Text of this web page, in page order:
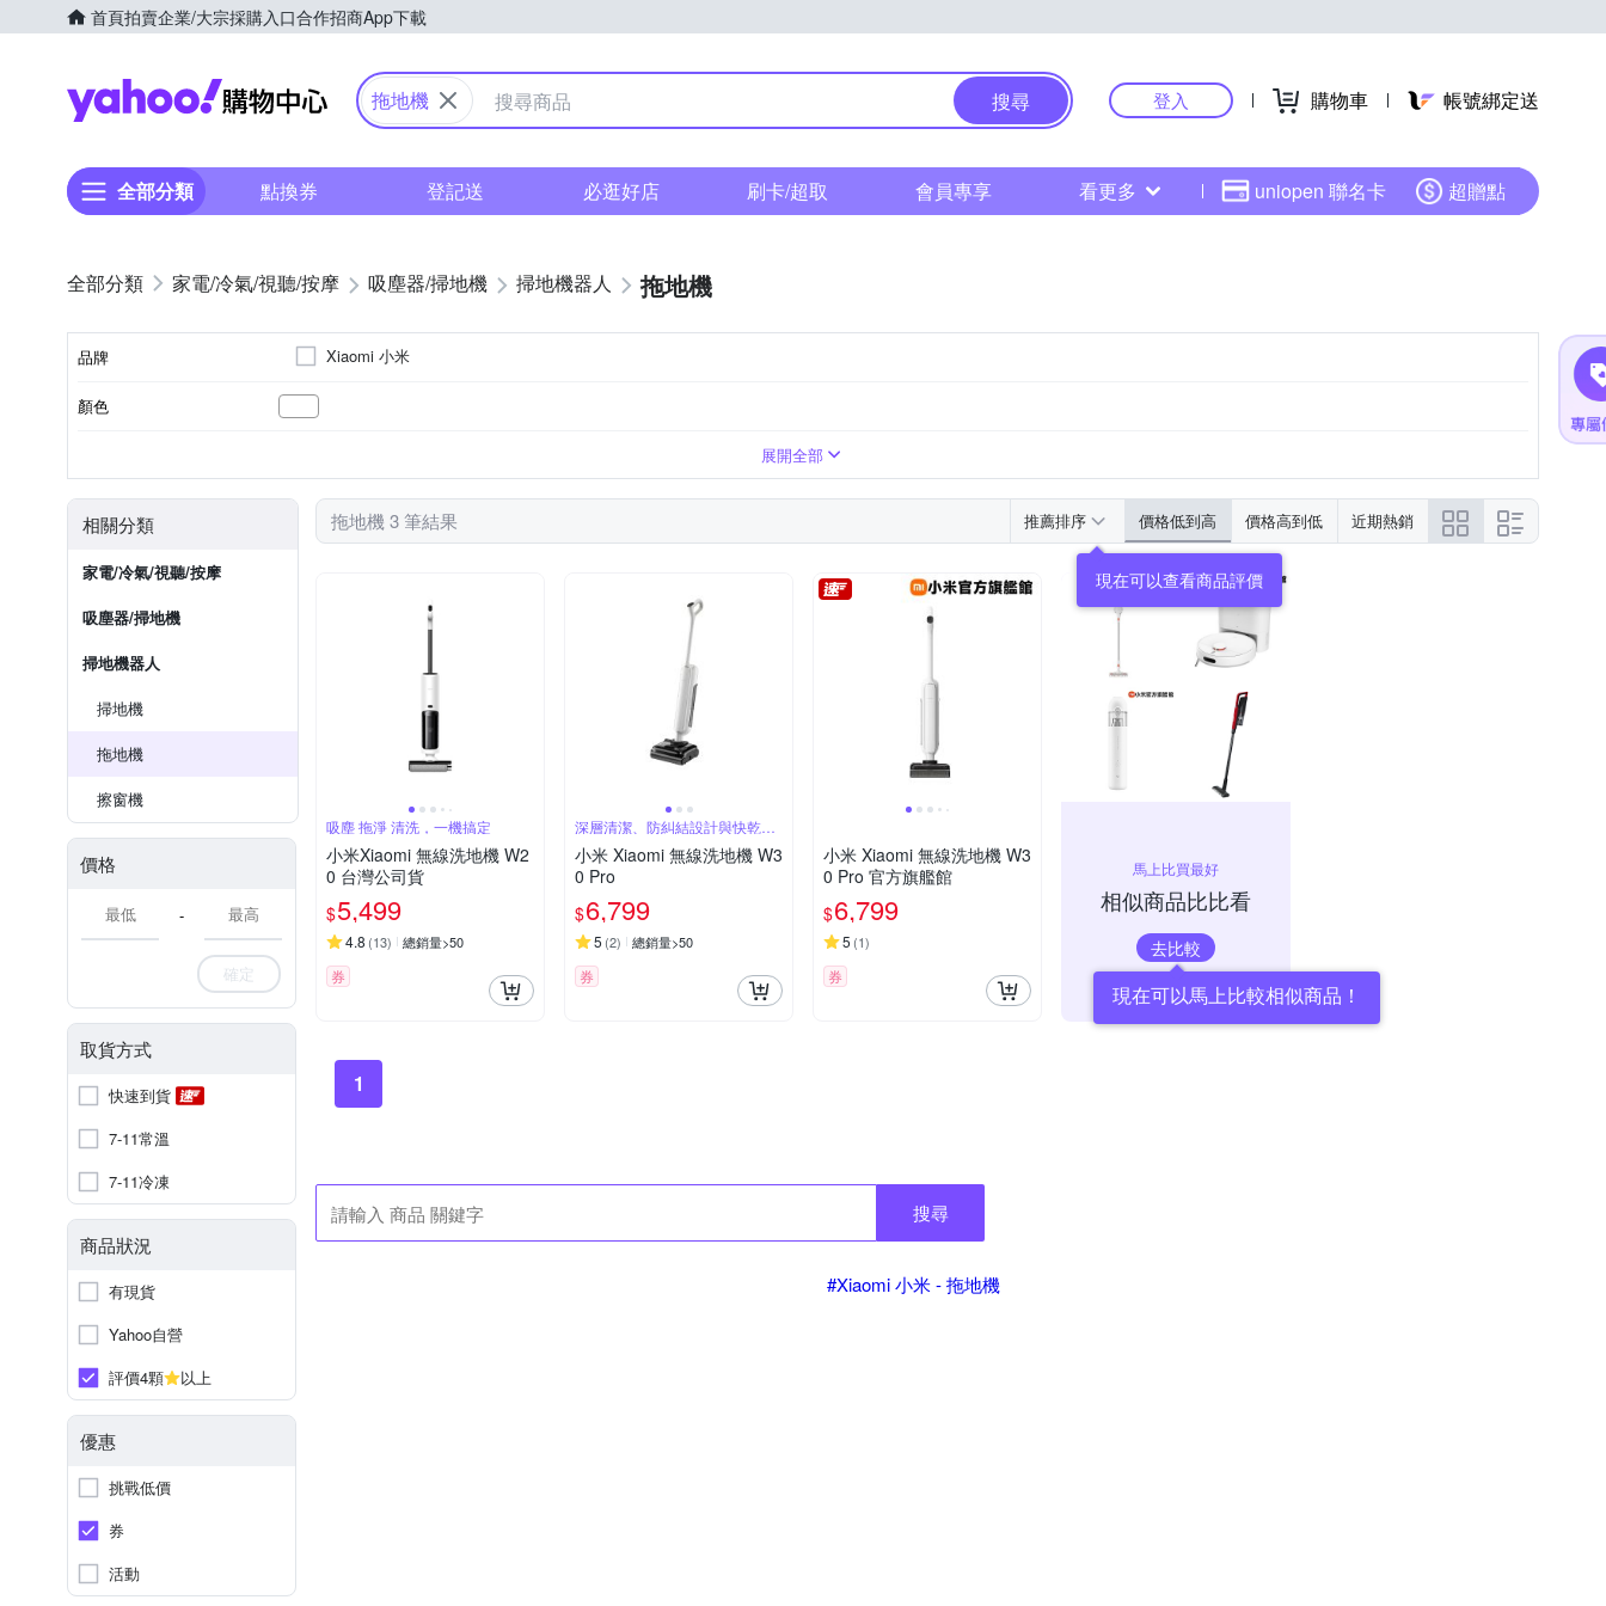
首頁拍賣企業/大宗採購入口合作招商App下載
Yahoo購物中心
拖地機 搜尋 登入 購物車 帳號綁定送
全部分類 點換券 登記送 必逛好店 刷卡/超取 會員專享 看更多 uniopen 聯名卡 超贈點
家電/冷氣/視聽/按摩 吸塵器/掃地機 掃地機器人 拖地機
品牌 Xiaomi 小米
顏色
展開全部
相關分類
家電/冷氣/視聽/按摩
吸塵器/掃地機
掃地機器人
掃地機
拖地機
擦窗機
價格
-
確定
取貨方式
快速到貨
7-11常溫
7-11冷凍
商品狀況
有現貨
Yahoo自營
評價4顆
以上
優惠
挑戰低價
券
活動
拖地機 3 筆結果 推薦排序 價格低到高 價格高到低 近期熱銷
現在可以查看商品評價
吸塵 拖淨 清洗，一機搞定
小米Xiaomi 無線洗地機 W2
0 台灣公司貨
$5,499
4.8 (13) 總銷量>50
券
深層清潔、防糾結設計與快乾效
果
小米 Xiaomi 無線洗地機 W3
0 Pro
$6,799
5 (2) 總銷量>50
券
小米 Xiaomi 無線洗地機 W3
0 Pro 官方旗艦館
$6,799
5 (1)
券
馬上比買最好
相似商品比比看
去比較
現在可以馬上比較相似商品！
1
搜尋
#Xiaomi 小米 - 拖地機